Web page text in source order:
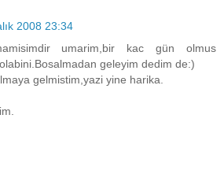
2008 23:34
umarim,bir kac gün olmus
geleyim dedim de:)
gelmistim,yazi yine harika.